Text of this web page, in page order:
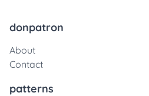
donpatron
About
Contact
patterns